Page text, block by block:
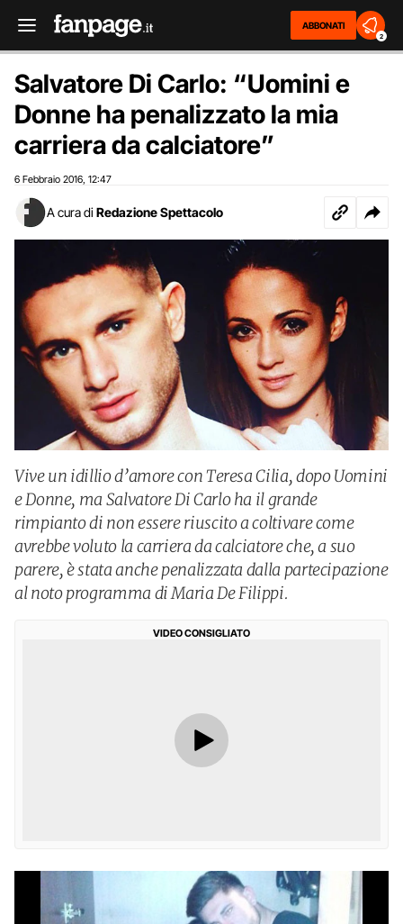
ABBONATI
2
Salvatore Di Carlo: “Uomini e
Donne ha penalizzato la mia
carriera da calciatore”
6 Febbraio 2016 12:47
A cura di Redazione Spettacolo
Vive un idillio d’amore con Teresa Cilia, dopo Uomini
e Donne, ma Salvatore Di Carlo ha il grande
rimpianto di non essere riuscito a coltivare come
avrebbe voluto la carriera da calciatore che, a suo
parere, è stata anche penalizzata dalla partecipazione
al noto programma di Maria De Filippi.
VIDEO CONSIGLIATO